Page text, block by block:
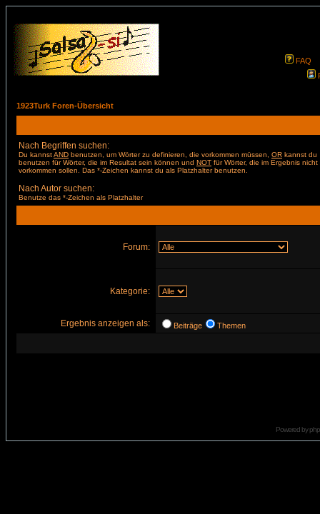
FAQ
1923Turk Foren-Übersicht
Nach Begriffen suchen:
Du kannstAND benutzen, um Wörter zu definieren, die vorkommen müssen, OR kannst du
benutzen für Wörter, die im Resultat sein können und NOT für Wörter, die im Ergebnis nicht
vorkommen sollen. Das *-Zeichen kannst du als Platzhalter benutzen.
Nach Autor suchen:
Benutze das *-Zeichen als Platzhalter
Forum:
Kategorie:
Ergebnis anzeigen als: Beiträge Themen
Powered by